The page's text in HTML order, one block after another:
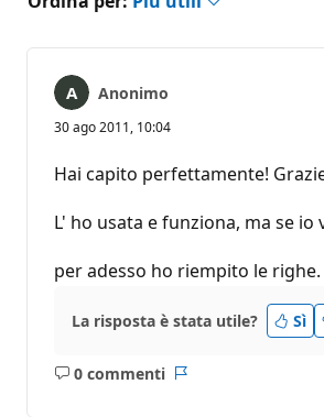
Anonimo
30 ago 2011, 10:04
Hai capito perfettamente!
L' ho usata e funziona, ma se
per adesso ho riempito le righe.
La risposta è stata utile? Sì
0 commenti
Nessun